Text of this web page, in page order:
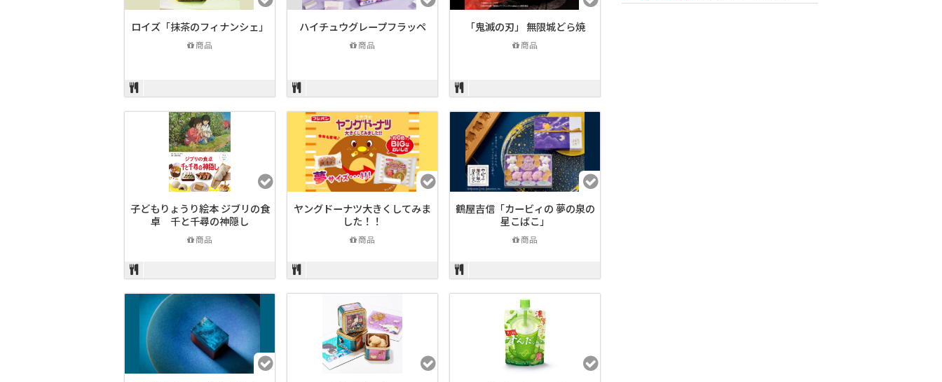
ロイズ「抹茶のフィナンシェ」
商品
ハイチュウグレープフラッペ
商品
「鬼滅の刃」 無限城どら焼
商品
子どもりょうり絵本 ジブリの食
卓 千と千尋の神隠し
商品
ヤングドーナツ大きくしてみま
した！！
商品
鶴屋吉信「カービィの 夢の泉の
星こばこ」
商品